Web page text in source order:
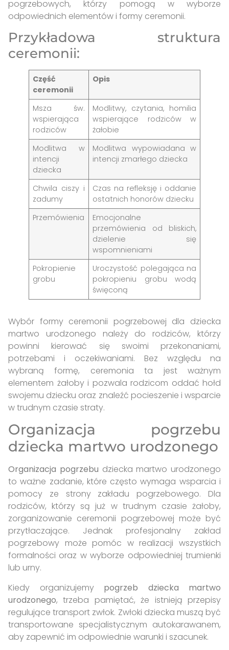
pogrzebowych, którzy pomogą w wyborze
odpowiednich elementów i formy ceremonii.
Przykładowa struktura
ceremonii:
Część
ceremonii
Opis
Msza św.
wspierająca
rodziców
Modlitwy, czytania, homilia
wspierające rodziców w
żałobie
Modlitwa w
intencji
dziecka
Modlitwa wypowiadana w
intencji zmarłego dziecka
Chwila ciszy i
zadumy
Czas na refleksję i oddanie
ostatnich honorów dziecku
Przemówienia
Emocjonalne
przemówienia od bliskich,
dzielenie się
wspomnieniami
Pokropienie
grobu
Uroczystość polegająca na
pokropieniu grobu wodą
święconą
Wybór formy ceremonii pogrzebowej dla dziecka
martwo urodzonego należy do rodziców, którzy
powinni kierować się swoimi przekonaniami,
potrzebami i oczekiwaniami. Bez względu na
wybraną formę, ceremonia ta jest ważnym
elementem żałoby i pozwala rodzicom oddać hołd
swojemu dziecku oraz znaleźć pocieszenie i wsparcie
w trudnym czasie straty.
Organizacja pogrzebu
dziecka martwo urodzonego
Organizacja pogrzebu dziecka martwo urodzonego
to ważne zadanie, które często wymaga wsparcia i
pomocy ze strony zakładu pogrzebowego. Dla
rodziców, którzy są już w trudnym czasie żałoby,
zorganizowanie ceremonii pogrzebowej może być
przytłaczające. Jednak profesjonalny zakład
pogrzebowy może pomóc w realizacji wszystkich
formalności oraz w wyborze odpowiedniej trumienki
lub urny.
Kiedy organizujemy pogrzeb dziecka martwo
urodzonego, trzeba pamiętać, że istnieją przepisy
regulujące transport zwłok. Zwłoki dziecka muszą być
transportowane specjalistycznym autokarawanem,
aby zapewnić im odpowiednie warunki i szacunek.